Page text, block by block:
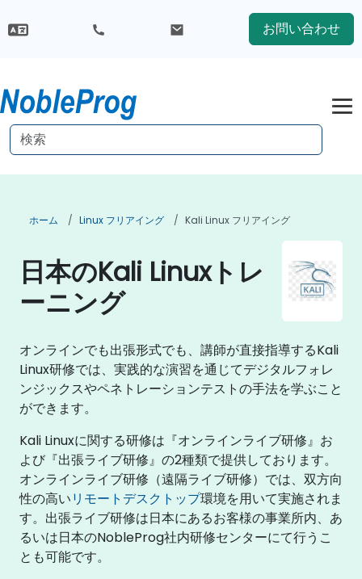
お問い合わせ
ホーム Linux フリアイング Kali Linux フリアイング
日本のKali Linuxトレ
ーニング
オンラインでも出張形式でも、講師が直接指導するKali
Linux研修では、実践的な演習を通じてデジタルフォレ
ンジックスやペネトレーションテストの手法を学ぶこと
ができます。
Kali Linuxに関する研修は『オンラインライブ研修』お
よび『出張ライブ研修』の2種類で提供しております。
オンラインライブ研修（遠隔ライブ研修）では、双方向
性の高いリモートデスクトップ環境を用いて実施されま
す。出張ライブ研修は日本にあるお客様の事業所内、あ
るいは日本のNobleProg社内研修センターにて行うこ
とも可能です。